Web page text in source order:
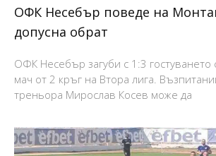
ОФК Несебър поведе на
допусна обрат
ОФК Несебър загуби с 1:3 гостуването
мач от 2 кръг на Втора лига.
треньора Мирослав Косев може да